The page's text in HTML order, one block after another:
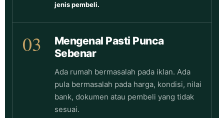
jenis pembeli.
03
Mengenal Pasti Punca
Sebenar
Ada rumah bermasalah pada iklan. Ada
pula bermasalah pada harga, kondisi, nilai
bank, dokumen atau pembeli yang tidak
sesuai.